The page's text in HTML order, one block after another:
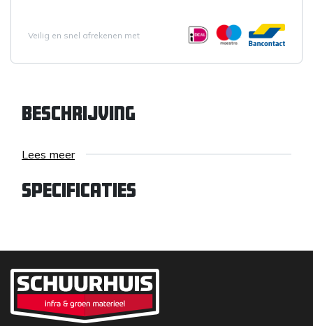
Veilig en snel afrekenen met
Beschrijving
Lees meer
Specificaties